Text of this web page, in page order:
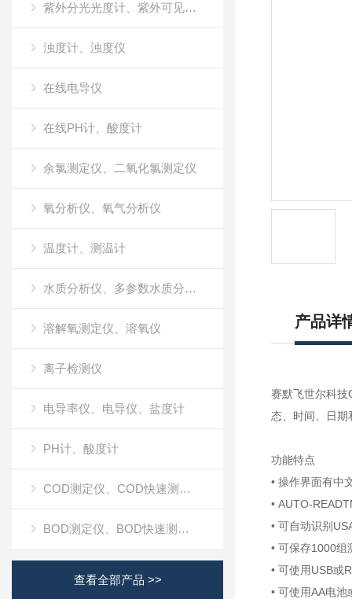
紫外分光光度计、紫外可见分光光度计、UV
浊度计、浊度仪
在线电导仪
在线PH计、酸度计
余氯测定仪、二氧化氯测定仪
氧分析仪、氧气分析仪
温度计、测温计
水质分析仪、多参数水质分析仪
溶解氧测定仪、溶氧仪
离子检测仪
电导率仪、电导仪、盐度计
PH计、酸度计
COD测定仪、COD快速测定仪
BOD测定仪、BOD快速测定仪
查看全部产品 >>
产品详
赛默飞世尔科技
态、时间、日期
功能特点
• 操作界面有中
• AUTO-
• 可自动识别
• 可保存1000组
• 可使用USB或
• 可使用AA电